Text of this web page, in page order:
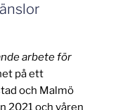
arbete för
på ett
och Malmö
2021 och våren